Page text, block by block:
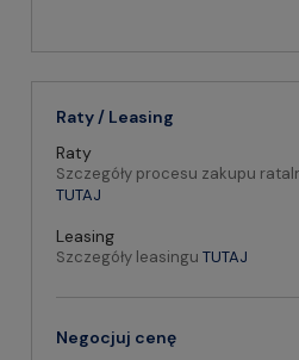
Raty / Leasing
Raty
Szczegóły procesu zakupu
TUTAJ
Leasing
Szczegóły leasingu TUTAJ
Negocjuj cenę